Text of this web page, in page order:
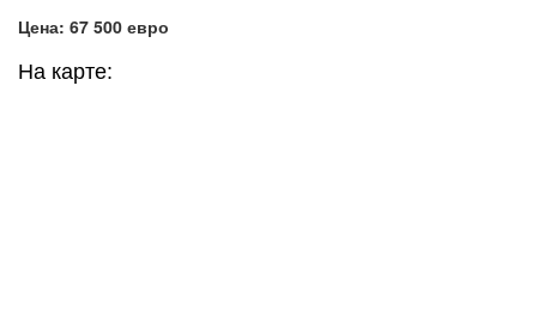
Цена: 67 500 евро
На карте: